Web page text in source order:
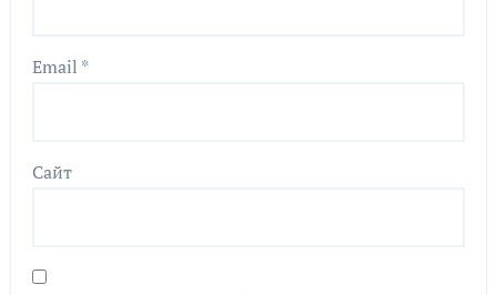
Email *
Сайт